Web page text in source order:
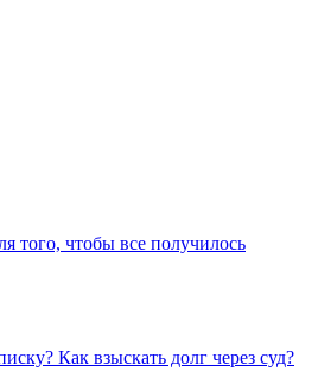
того, чтобы все получилось
Как взыскать долг через суд?